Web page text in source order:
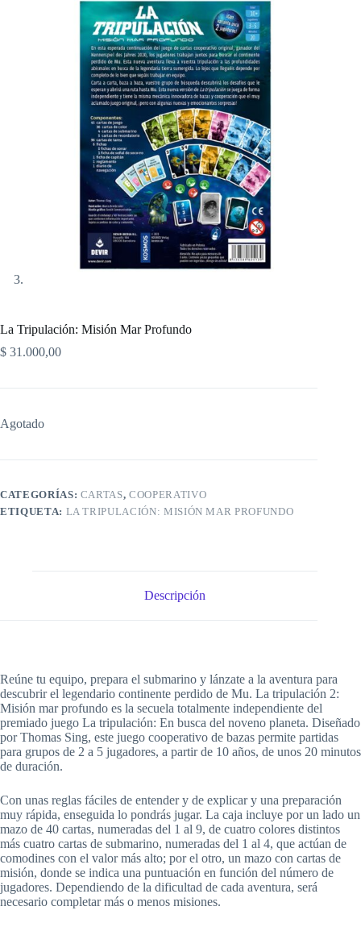
La Tripulación: Misión Mar Profundo
$ 31.000,00
Agotado
CATEGORÍAS: CARTAS,COOPERATIVO
ETIQUETA: LA TRIPULACIÓN: MISIÓN MAR PROFUNDO
Descripción
Reúne tu equipo, prepara el submarino y lánzate a la aventura para
descubrir el legendario continente perdido de Mu. La tripulación 2:
Misión mar profundo es la secuela totalmente independiente del
premiado juego La tripulación: En busca del noveno planeta. Diseñado
por Thomas Sing, este juego cooperativo de bazas permite partidas
para grupos de 2 a 5 jugadores, a partir de 10 años, de unos 20 minutos
de duración.
Con unas reglas fáciles de entender y de explicar y una preparación
muy rápida, enseguida lo pondrás jugar. La caja incluye por un lado un
mazo de 40 cartas, numeradas del 1 al 9, de cuatro colores distintos
más cuatro cartas de submarino, numeradas del 1 al 4, que actúan de
comodines con el valor más alto; por el otro, un mazo con cartas de
misión, donde se indica una puntuación en función del número de
jugadores. Dependiendo de la dificultad de cada aventura, será
necesario completar más o menos misiones.